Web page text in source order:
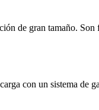
de gran tamaño.
con un sistema de